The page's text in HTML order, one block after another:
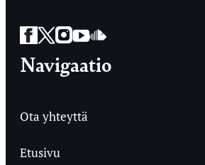
Facebook
Twitter
Instagram
YouTube
SoundCloud
Navigaatio
Ota yhteyttä
Etusivu